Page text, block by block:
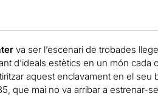
va ser l’escenari de trobades
d’ideals estètics en un món cada
aquest enclavament en el seu
que mai no va arribar a estrenar-se